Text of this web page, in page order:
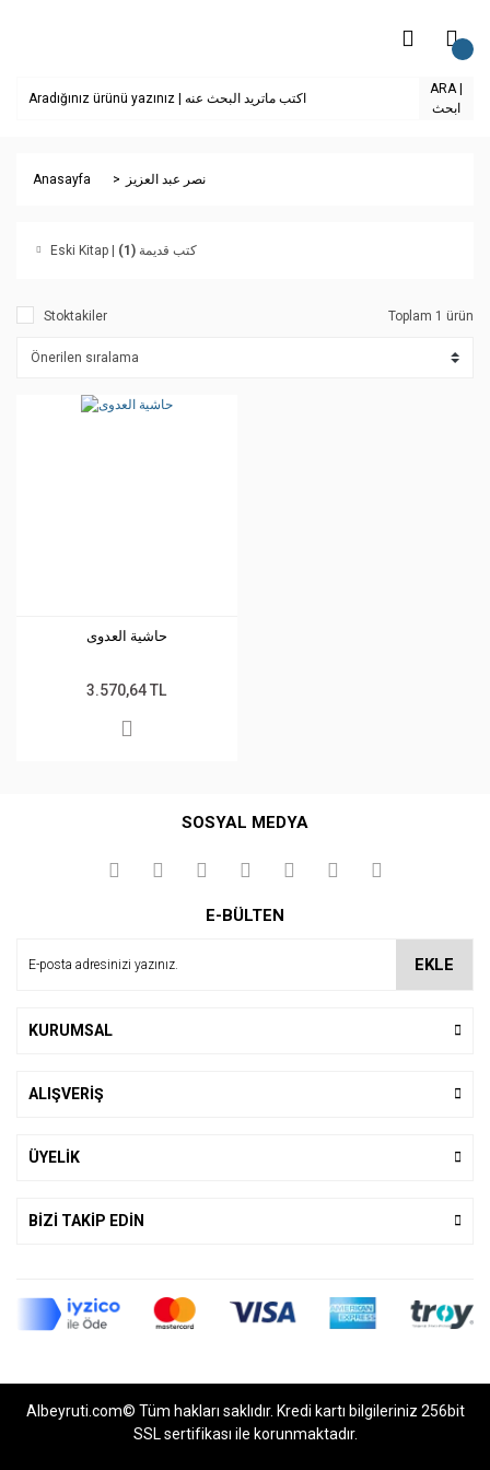
ARA |
ابحث
Anasayfa نصر عبد العزيز
Eski Kitap | كتب قديمة(1)
Stoktakiler Toplam 1 ürün
حاشية العدوى
3.570,64 TL
SOSYAL MEDYA
E-BÜLTEN
EKLE
KURUMSAL
ALIŞVERİŞ
ÜYELİK
BİZİ TAKİP EDİN
Albeyruti.com© Tüm hakları saklıdır. Kredi kartı bilgileriniz 256bit
SSL sertifikası ile korunmaktadır.